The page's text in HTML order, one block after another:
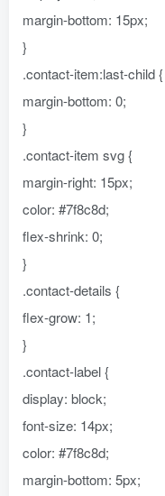
margin-bottom: 15px;
}
.contact-item:last-child {
margin-bottom: 0;
}
.contact-item svg {
margin-right: 15px;
color: #7f8c8d;
flex-shrink: 0;
}
.contact-details {
flex-grow: 1;
}
.contact-label {
display: block;
font-size: 14px;
color: #7f8c8d;
margin-bottom: 5px;